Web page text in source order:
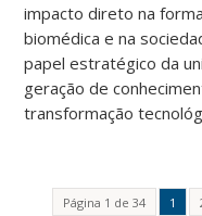
impacto direto na
biomédica e na
papel estratégico da
geração de
transformação
Página 1 de 34 1